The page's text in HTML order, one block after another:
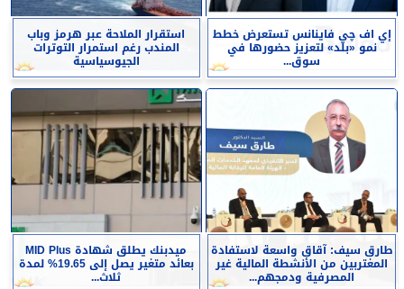
إي اف چي فاينانس تستعرض خطط
نمو «بلد» لتعزيز حضورها في
سوق...
استقرار الملاحة عبر هرمز وباب
المندب رغم استمرار التوترات
الجيوسياسية
طارق سيف: آقاق واسعة لاستفادة
المغتربين من الأنشطة المالية غير
المصرفية ودمجهم...
ميدبنك يطلق شهادة MID Plus
بعائد متغير يصل إلى 19.65% لمدة
ثلاث...